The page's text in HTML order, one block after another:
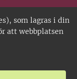
som lagras i din
att webbplatsen